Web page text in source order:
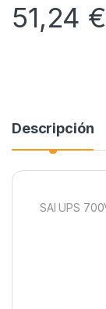
51,24 €
Descripción
SAI UPS